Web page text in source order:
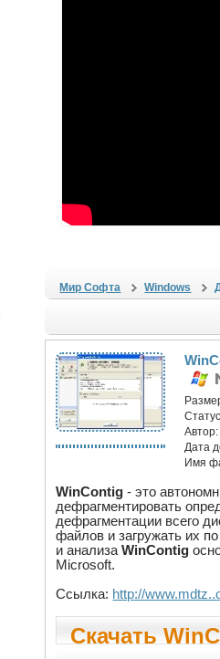
Мир Софта Windows
Дата
Имя
WinContig - это
дефрагментировать
дефрагментации всего
файлов и загружать их
и анализаWinContig
Microsoft.
Ссылка: http://
Скачать